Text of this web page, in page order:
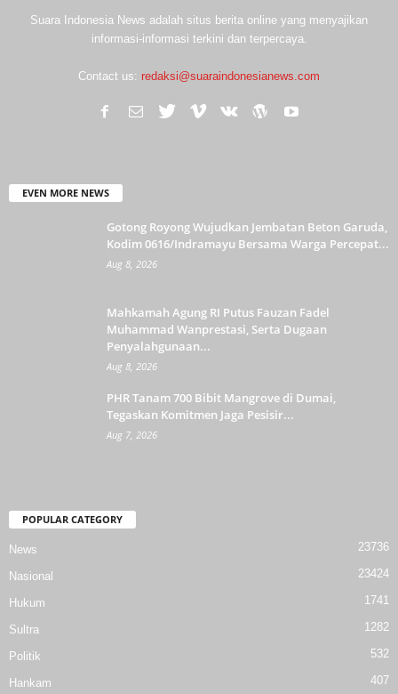
Suara Indonesia News adalah situs berita online yang menyajikan
informasi-informasi terkini dan terpercaya.
Contact us: redaksi@suaraindonesianews.com
EVEN MORE NEWS
Gotong Royong Wujudkan Jembatan Beton Garuda,
Kodim 0616/Indramayu Bersama Warga Percepat...
Aug 8, 2026
Mahkamah Agung RI Putus Fauzan Fadel
Muhammad Wanprestasi, Serta Dugaan
Penyalahgunaan...
Aug 8, 2026
PHR Tanam 700 Bibit Mangrove di Dumai,
Tegaskan Komitmen Jaga Pesisir...
Aug 7, 2026
POPULAR CATEGORY
News 23736
Nasional 23424
Hukum 1741
Sultra 1282
Politik 532
Hankam 407